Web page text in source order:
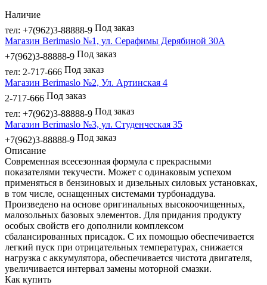
Наличие
тел: +7(962)3-88888-9 Под заказ
Магазин Berimaslo №1, ул. Серафимы Дерябиной 30А
+7(962)3-88888-9 Под заказ
тел: 2-717-666 Под заказ
Магазин Berimaslo №2, Ул. Артинская 4
2-717-666 Под заказ
тел: +7(962)3-88888-9 Под заказ
Магазин Berimaslo №3, ул. Студенческая 35
+7(962)3-88888-9 Под заказ
Описание
Современная всесезонная формула с прекрасными
показателями текучести. Может с одинаковым успехом
применяться в бензиновых и дизельных силовых установках,
в том числе, оснащенных системами турбонаддува.
Произведено на основе оригинальных высокоочищенных,
малозольных базовых элементов. Для придания продукту
особых свойств его дополнили комплексом
сбалансированных присадок. С их помощью обеспечивается
легкий пуск при отрицательных температурах, снижается
нагрузка с аккумулятора, обеспечивается чистота двигателя,
увеличивается интервал замены моторной смазки.
Как купить